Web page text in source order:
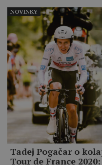
Tadej Pogačar o
Tour de France
NOVINKY